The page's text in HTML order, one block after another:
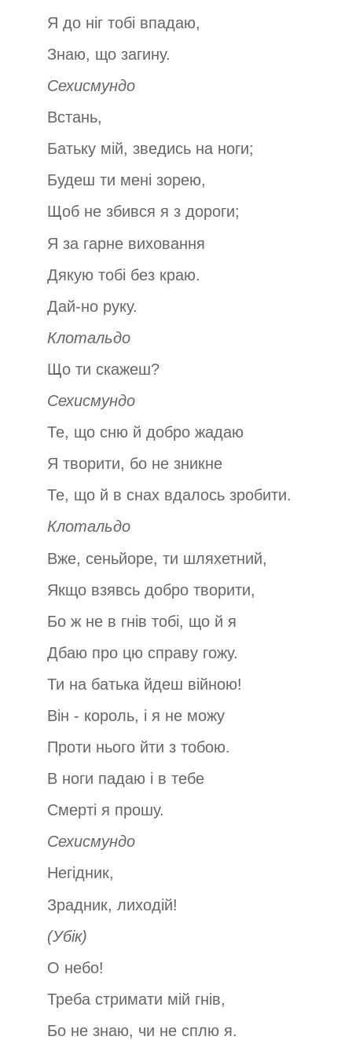
Я до ніг тобі впадаю,
Знаю, що загину.
Сехисмундо
Встань,
Батьку мій, зведись на ноги;
Будеш ти мені зорею,
Щоб не збився я з дороги;
Я за гарне виховання
Дякую тобі без краю.
Дай-но руку.
Клотальдо
Що ти скажеш?
Сехисмундо
Те, що сню й добро жадаю
Я творити, бо не зникне
Те, що й в снах вдалось зробити.
Клотальдо
Вже, сеньйоре, ти шляхетний,
Якщо взявсь добро творити,
Бо ж не в гнів тобі, що й я
Дбаю про цю справу гожу.
Ти на батька йдеш війною!
Він - король, і я не можу
Проти нього йти з тобою.
В ноги падаю і в тебе
Смерті я прошу.
Сехисмундо
Негідник,
Зрадник, лиходій!
(Убік)
О небо!
Треба стримати мій гнів,
Бо не знаю, чи не сплю я.